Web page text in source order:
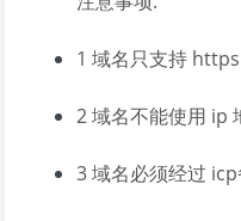
1 域名只支持
2 域名不能使用 ip
3 域名必须经过